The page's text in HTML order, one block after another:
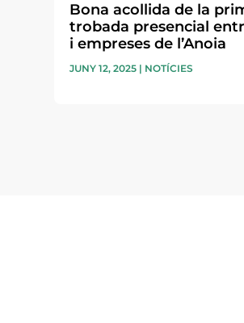
Bona acollida de la
trobada presencial
i empreses de l’Anoia
JUNY 12, 2025 | NOTÍCIES